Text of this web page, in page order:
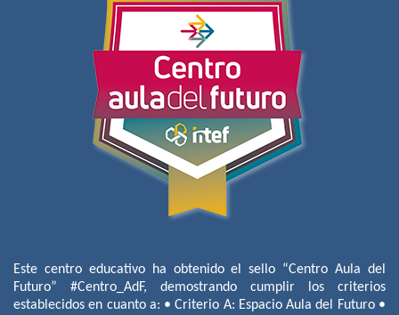
Este centro educativo ha obtenido el sello “Centro Aula del
Futuro” #Centro_AdF, demostrando cumplir los criterios
establecidos en cuanto a: • Criterio A: Espacio Aula del Futuro •